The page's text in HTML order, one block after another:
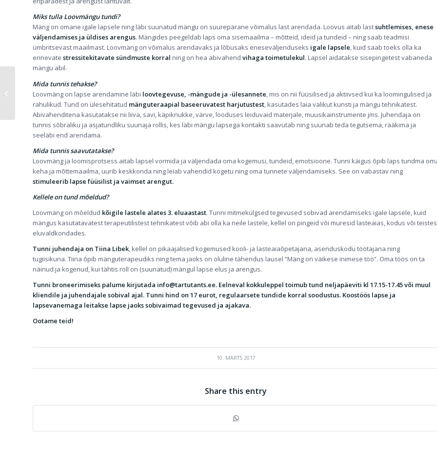
Miks tulla Loovmängu tundi?
Mäng on omane igale lapsele ning läbi suunatud mängu on suurepärane võimalus last arendada. Loovus aitab lastsuhtlemises, enese
väljendamises ja üldises arengus. Mängides peegeldab laps oma sisemaailma – mõtteid, ideid ja tundeid – ning saab teadmisi
ümbritsevast maailmast. Loovmäng on võimalus arendavaks ja lõbusaks eneseväljenduseks igale lapsele, kuid saab toeks olla ka
erinevate stressitekitavate sündmuste korral ning on hea abivahend vihaga toimetulekul. Lapsel aidatakse sisepingetest vabaneda
mängu abil.
Mida tunnis tehakse?
Loovmäng on lapse arendamine läbi loovtegevuse, -mängude ja -ülesannete , mis on nii füüsilised ja aktiivsed kui ka loomingulised ja
rahulikud. Tund on ülesehitatud mänguteraapial baseeruvatest harjutustest , kasutades laia valikut kunsti ja mängu tehnikatest.
Abivahenditena kasutatakse nii liiva, savi, käpiknukke, värve, looduses leiduvaid materjale, muusikainstrumente jms. Juhendaja on
tunnis sõbraliku ja asjatundliku suunaja rollis, kes läbi mängu lapsega kontakti saavutab ning suunab teda tegutsema, rääkima ja
seeläbi end arendama.
Mida tunnis saavutatakse?
Loovmäng ja loomisprotsess aitab lapsel vormida ja väljendada oma kogemusi, tundeid, emotsioone. Tunni käigus õpib laps tundma
keha ja mõttemaailma, uurib keskkonda ning leiab vahendid kogetu ning oma tunnete väljendamiseks. See on vabastav ning
stimuleerib lapse füüsilist ja vaimset arengut.
Kellele on tund mõeldud?
Loovmäng on mõeldud kõigile lastele alates 3. eluaastast. Tunni mitmekülgsed tegevused sobivad arendamiseks igale lapsele, kuid
mängus kasutatavatest terapeutilistest tehnikatest võib abi olla ka neile lastele, kellel on pingeid või muresid lasteaias, kodus või teistes
eluvaldkondades.
Tunni juhendaja on Tiina Libek, kellel on pikaajalised kogemused kooli- ja lasteaiaõpetajana, asenduskodu töötajana ning
tugiisikuna. Tiina õpib mänguterapeudiks ning tema jaoks on oluline tähendus lausel “Mäng on väikese inimese töö”. Oma töös on ta
näinud ja kogenud, kui tähtis roll on (suunatud) mängul lapse elus ja arengus.
Tunni broneerimiseks palume kirjutada info@tartutants.ee. Eelneval kokkuleppel toimub tund neljapäeviti kl 17.15-17.45 või muul
kliendile ja juhendajale sobival ajal. Tunni hind on 17 eurot, regulaarsete tundide korral soodustus. Koostöös lapse ja
lapsevanemaga leitakse lapse jaoks sobivaimad tegevused ja ajakava.
Ootame teid!
10. MÄRTS 2017
Share this entry
TREENERI TEISIPÄEV:
BERIT PIIR